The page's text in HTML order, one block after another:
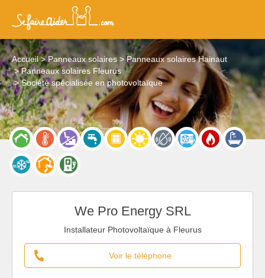
Accueil Panneaux solaires
Panneaux solaires Hainaut
Panneaux solaires Fleurus
Société spécialisée en photovoltaïque
We Pro Energy SRL
Installateur Photovoltaïque à Fleurus
Voir le téléphone